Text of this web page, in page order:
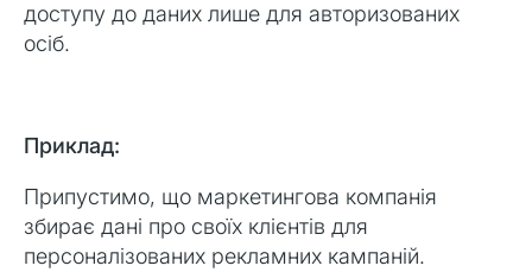
доступу до даних лише для авторизованих
осіб.
Приклад:
Припустимо, що маркетингова компанія
збирає дані про своїх клієнтів для
персоналізованих рекламних кампаній.